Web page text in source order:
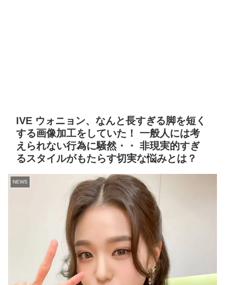
IVE ウォニョン、なんと長すぎる脚を短く
する画像加工をしていた！ 一般人には考
えられない行為に騒然・・ 非現実的すぎ
るスタイルがもたらす切実な悩みとは？
NEWS